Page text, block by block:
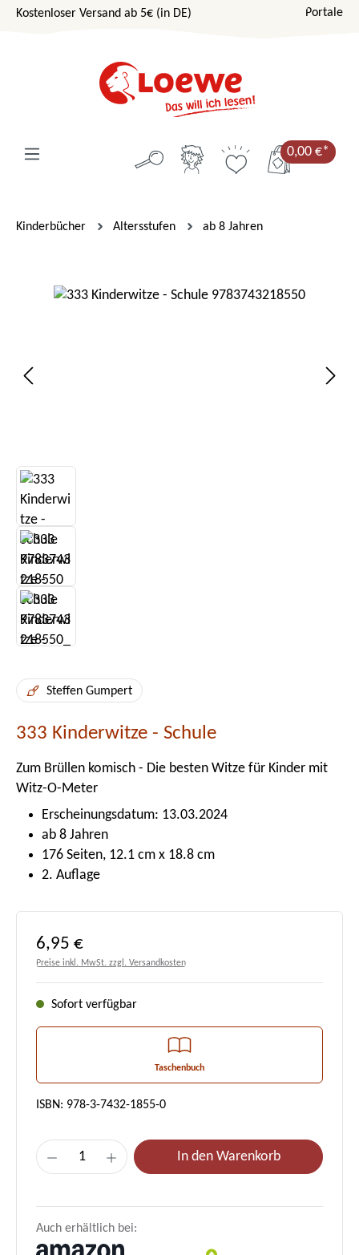
Zum Hauptinhalt springen
Kostenloser Versand ab 5€ (in DE) Portale
0,00 €*
Kinderbücher Altersstufen ab 8 Jahren
Bildergalerie überspringen
Steffen Gumpert
333 Kinderwitze - Schule
Zum Brüllen komisch - Die besten Witze für Kinder mit
Witz-O-Meter
Erscheinungsdatum: 13.03.2024
ab 8 Jahren
176 Seiten, 12.1 cm x 18.8 cm
2. Auflage
Regulärer Preis:
6,95 €
Preise inkl. MwSt. zzgl. Versandkosten
Sofort verfügbar
Taschenbuch
ISBN: 978-3-7432-1855-0
Produkt Anzahl: Gib den gewünschten
In den Warenkorb
Auch erhältlich bei: